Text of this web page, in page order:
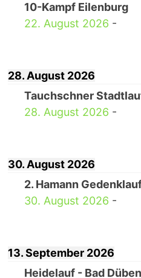
10-Kampf Eilenburg
22. August 2026 -
28. August 2026
Tauchschner
28. August 2026 -
30. August 2026
2. Hamann
30. August 2026 -
13. September 2026
Heidelauf - Bad Düben